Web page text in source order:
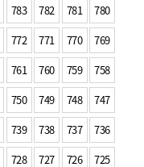
783 782 781
780
772 771 770
769
761 760 759
758
750 749 748
747
739 738 737
736
728 727 726
725